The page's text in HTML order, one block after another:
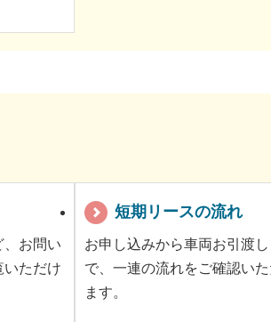
、お問い
いただけ
短期リースの流れ
お申し込みから車両お引渡
で、一連の流れをご確認い
ます。